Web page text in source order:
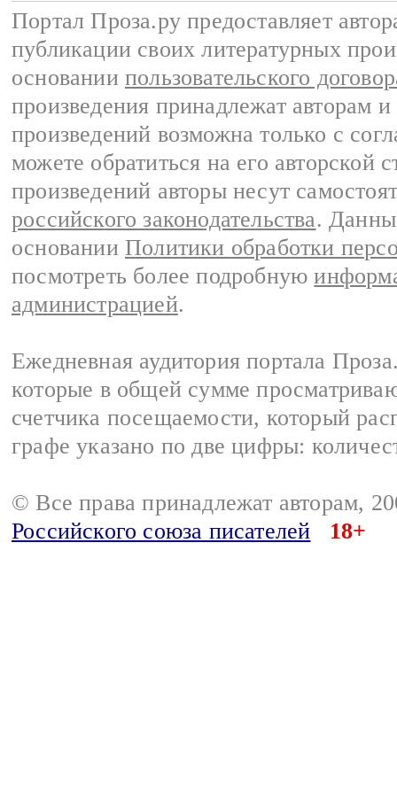
Портал Проза.ру предоставляет
публикации своих литературных
основании пользовательского
произведения принадлежат авторам
произведений возможна только с
можете обратиться на его авторской
произведений авторы несут
российского законодательства.
основании Политики обработки
посмотреть более подробную
администрацией.
Ежедневная аудитория портала
которые в общей сумме
счетчика посещаемости, который
графе указано по две цифры:
© Все права принадлежат авторам,
Российского союза писателей
18+